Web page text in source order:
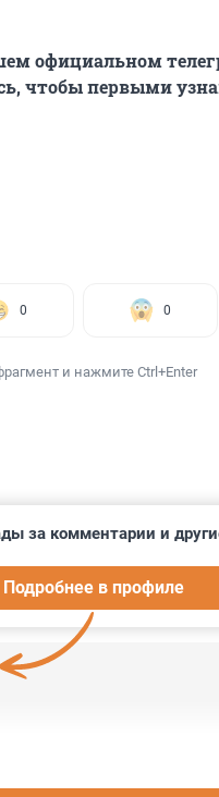
официальном
чтобы первыми
0 0
и нажмите Ctrl+Enter
Шанхай?
за комментарии и
Подробнее в профиле